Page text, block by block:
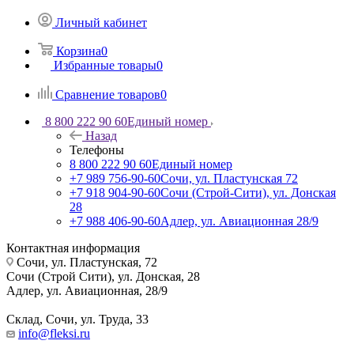
Личный кабинет
Корзина0
Избранные товары0
Сравнение товаров0
8 800 222 90 60Единый номер
Назад
Телефоны
8 800 222 90 60Единый номер
+7 989 756-90-60Сочи, ул. Пластунская 72
+7 918 904-90-60Сочи (Строй-Сити), ул. Донская
28
+7 988 406-90-60Адлер, ул. Авиационная 28/9
Контактная информация
Сочи, ул. Пластунская, 72
Сочи (Строй Сити), ул. Донская, 28
Адлер, ул. Авиационная, 28/9
Склад, Сочи, ул. Труда, 33
info@fleksi.ru